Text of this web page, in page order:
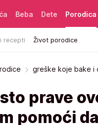
Beba Dete Porodica
recepti Život porodice
greške koje bake i
prave
pomoći